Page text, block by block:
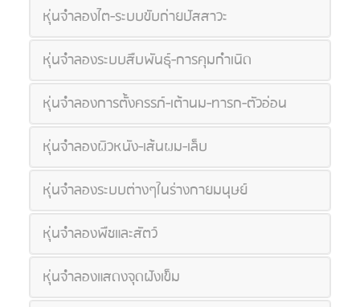
หุ่นจำลองไต-ระบบขับถ่ายปัสสาวะ
หุ่นจำลองระบบสืบพันธุ์-การคุมกำเนิด
หุ่นจำลองการตั้งครรภ์-เต้านม-ทารก-ตัวอ่อน
หุ่นจำลองผิวหนัง-เส้นผม-เล็บ
หุ่นจำลองระบบต่างๆในร่างกายมนุษย์
หุ่นจำลองพืชและสัตว์
หุ่นจำลองแสดงจุดฝังเข็ม